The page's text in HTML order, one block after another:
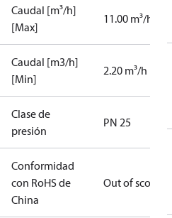
Caudal [m³/h]
[Max]
11.00 m³/h
Caudal [m3/h]
[Min]
2.20 m³/h
Clase de
presión
PN 25
Conformidad
con RoHS de
China
Out of scope